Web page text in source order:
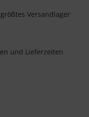
Versandlager
und Lieferzeiten